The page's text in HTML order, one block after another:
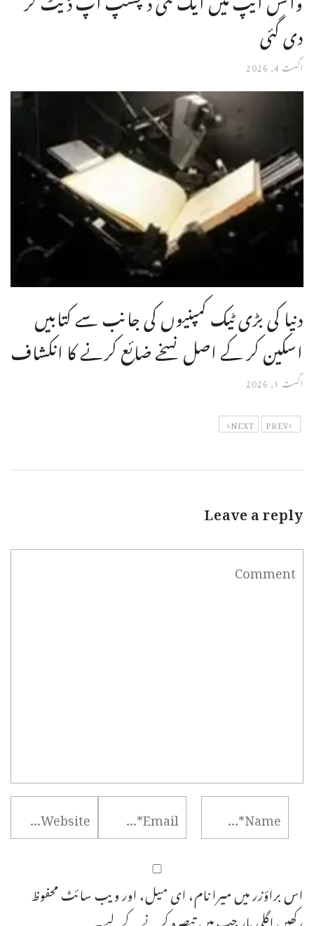
دی گئی
اگست 4, 2026
دنیا کی بڑی ٹیک کمپنیوں کی جانب سے کتابیں
اسکین کر کے اصل نسخے ضائع کرنے کا انکشاف
اگست 1, 2026
PREV
NEXT
Leave a reply
اس براؤزر میں میرا نام، ای میل، اور ویب سائٹ محفوظ